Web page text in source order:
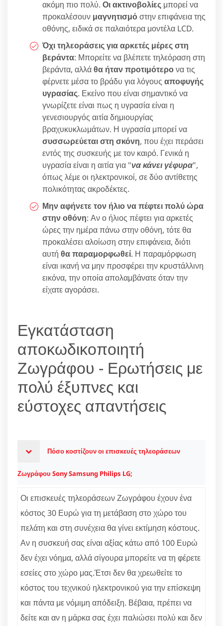
ακόμη πιο πολύ. Οι ακτινοβολίες μπορεί να
προκαλέσουν μαγνητισμόστην επιφάνεια της
οθόνης, ειδικά σε παλαιότερα μοντέλα LCD.
Όχι τηλεοράσεις για αρκετές μέρες στη
βεράντα: Μπορείτε να βλέπετε τηλεόραση στη
βεράντα, αλλάθα ήταν προτιμότερονα τις
φέρνετε μέσα το βράδυ για λόγους αποφυγής
υγρασίας. Εκείνο που είναι σημαντικό να
γνωρίζετε είναι πως η υγρασία είναι η
γενεσιουργός αιτία δημιουργίας
βραχυκυκλωμάτων. Η υγρασία μπορεί να
συσσωρεύεται στη σκόνη, που έχει περάσει
εντός της συσκευής με τον καιρό. Γενικά η
υγρασία είναι η αιτία για "να κάνει γέφυρα",
όπως λέμε οι ηλεκτρονικοί, σε δύο αντίθετης
πολικότητας ακροδέκτες.
Μην αφήνετε τον ήλιο να πέφτει πολύ ώρα
στην οθόνη: Αν ο ήλιος πέφτει για αρκετές
ώρες την ημέρα πάνω στην οθόνη, τότε θα
προκαλέσει αλοίωση στην επιφάνεια, διότι
αυτή θα παραμορφωθεί. Η παραμόρφωση
είναι ικανή να μην προσφέρει την κρυστάλλινη
εικόνα, την οποία απολαμβάνατε όταν την
είχατε αγοράσει.
Εγκατάσταση
αποκωδικοποιητή
Ζωγράφου - Ερωτήσεις με
πολύ έξυπνες και
εύστοχες απαντήσεις
Πόσο κοστίζουν οι επισκευές τηλεοράσεων
Ζωγράφου Sony Samsung Philips LG;
Οι επισκευές τηλεοράσεων Ζωγράφου έχουν ένα
κόστος 30 Ευρώ για τη μετάβαση στο χώρο του
πελάτη και στη συνέχεια θα γίνει εκτίμηση κόστους.
Αν η συσκευή σας είναι αξίας κάτω από 100 Ευρώ
δεν έχει νόημα, αλλά σίγουρα μπορείτε να τη φέρετε
εσείες στο χώρο μας.Έτσι δεν θα χρεωθείτε το
κόστος του τεχνικού ηλεκτρονικού για την επίσκεψη
και πάντα με νόμιμη απόδειξη. Βέβαια, πρέπει να
δείτε και αν η μάρκα σας έχει παλιώσει πολύ και δεν